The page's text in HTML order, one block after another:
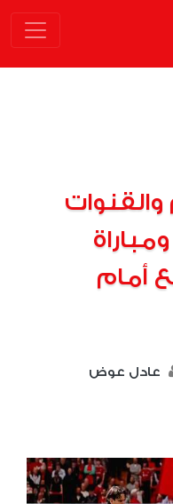
والقنوات
أمام
عادل عوض